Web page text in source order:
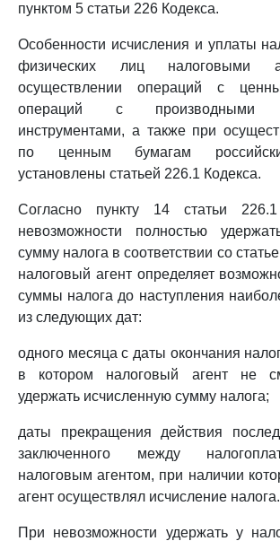
пунктом 5 статьи 226 Кодекса.
Особенности исчисления и уплаты
физических лиц налоговыми
осуществлении операций с
операций с производными
инструментами, а также при
по ценным бумагам
установлены статьей 226.1 Кодекса.
Согласно пункту 14 статьи
невозможности полностью
сумму налога в соответствии со
налоговый агент определяет
суммы налога до наступления
из следующих дат:
одного месяца с даты окончания
в котором налоговый агент не
удержать исчисленную сумму налога;
даты прекращения действия
заключенного между
налоговым агентом, при наличии
агент осуществлял исчисление налога.
При невозможности удержать у